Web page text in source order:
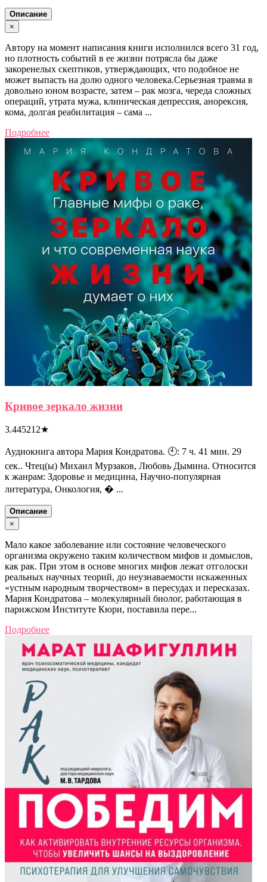
Описание
×
Автору на момент написания книги исполнился всего 31 год,
но плотность событий в ее жизни потрясла бы даже
закоренелых скептиков, утверждающих, что подобное не
может выпасть на долю одного человека.Серьезная травма в
довольно юном возрасте, затем – рак мозга, череда сложных
операций, утрата мужа, клиническая депрессия, анорексия,
кома, долгая реабилитация – сама ...
Подробнее
Кривое зеркало жизни
3.445212★
Аудиокнига автора Мария Кондратова. 🕙: 7 ч. 41 мин. 29
сек.. Чтец(ы) Михаил Мурзаков, Любовь Дымина. Относится
к жанрам: Здоровье и медицина, Научно-популярная
литература, Онкология, � ...
Описание
×
Мало какое заболевание или состояние человеческого
организма окружено таким количеством мифов и домыслов,
как рак. При этом в основе многих мифов лежат отголоски
реальных научных теорий, до неузнаваемости искаженных
«устным народным творчеством» в пересудах и пересказах.
Мария Кондратова – молекулярный биолог, работающая в
парижском Институте Кюри, поставила пере...
Подробнее